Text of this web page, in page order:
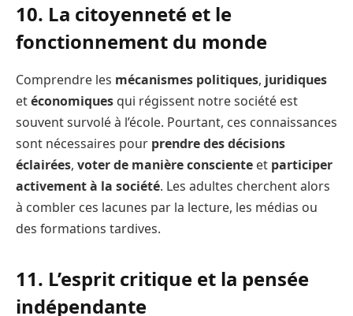
10. La citoyenneté et le
fonctionnement du monde
Comprendre les mécanismes politiques, juridiques
etéconomiques qui régissent notre société est
souvent survolé à l’école. Pourtant, ces connaissances
sont nécessaires pour prendre des décisions
éclairées, voter de manière consciente et participer
activement à la société. Les adultes cherchent alors
à combler ces lacunes par la lecture, les médias ou
des formations tardives.
11. L’esprit critique et la pensée
indépendante